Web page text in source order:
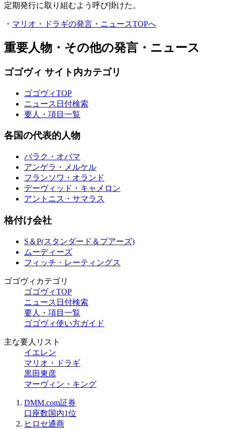
定期発行に取り組むよう呼び掛けた。
・ マリオ・ドラギの発言・ニュースTOPへ
重要人物・その他の発言・ニュース
ゴゴヴィ サイト内カテゴリ
ゴゴヴィTOP
ニュース日付検索
要人・項目一覧
各国の代表的人物
バラク・オバマ
アンゲラ・メルケル
フランソワ・オランド
デーヴィッド・キャメロン
アントニス・サマラス
格付け会社
S＆P(スタンダード＆プアーズ)
ムーディーズ
フィッチ・レーティングス
ゴゴヴィカテゴリ
ゴゴヴィTOP
ニュース日付検索
要人・項目一覧
ゴゴヴィ使い方ガイド
主な要人リスト
イエレン
マリオ・ドラギ
黒田東彦
マーヴィン・キング
DMM.com証券
口座数国内1位
ヒロセ通商